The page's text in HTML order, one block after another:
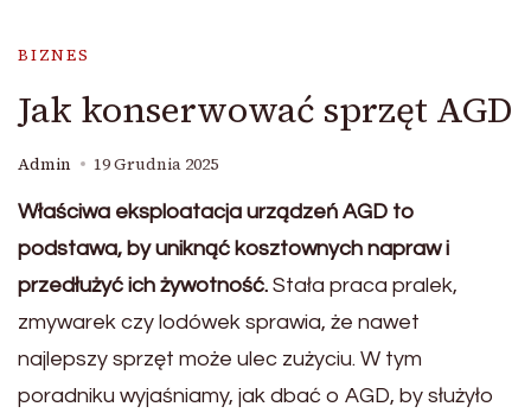
BIZNES
Jak konserwować sprzęt AGD
Admin 19 Grudnia 2025
Właściwa eksploatacja urządzeń AGD to
podstawa, by uniknąć kosztownych napraw i
przedłużyć ich żywotność. Stała praca pralek,
zmywarek czy lodówek sprawia, że nawet
najlepszy sprzęt może ulec zużyciu. W tym
poradniku wyjaśniamy, jak dbać o AGD, by służyło